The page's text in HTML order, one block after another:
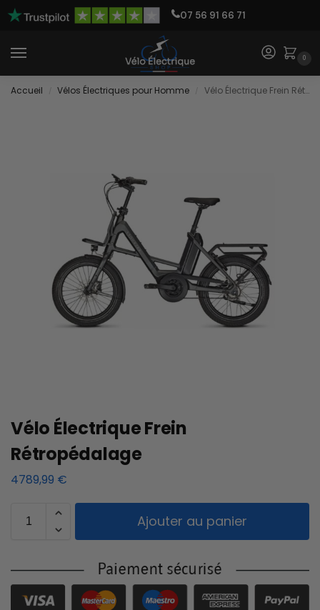
07 56 91 66 71
0
Accueil Vélos Électriques pour Homme Vélo Électrique Frein Rétropédalage
Vélo Électrique Frein
Rétropédalage
4789,99 €
Ajouter au panier